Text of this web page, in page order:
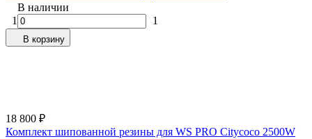
В наличии
1
1
В корзину
18 800 ₽
Комплект шипованной резины для WS PRO Citycoco 2500W